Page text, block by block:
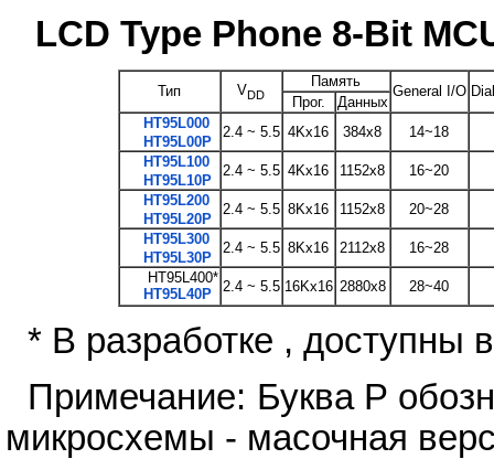
LCD Type Phone 8-Bit
Тип VDD
Память
General I/O
Прог.
Данных
HT95L000
HT95L00P
2.4 ~ 5.5 4Kx16 384x8
14~18
HT95L100
HT95L10P
2.4 ~ 5.5 4Kx16 1152x8
16~20
HT95L200
HT95L20P
2.4 ~ 5.5 8Kx16 1152x8
20~28
HT95L300
HT95L30P
2.4 ~ 5.5 8Kx16 2112x8
16~28
HT95L400*
HT95L40P
2.4 ~ 5.5 16Kx16 2880x8 28~40
* В разработке , доступны
Примечание: Буква P
микросхемы - масочная